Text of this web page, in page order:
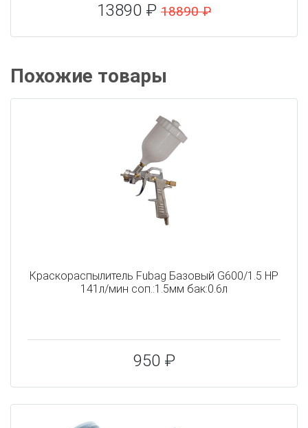
13890 ₽ 18890 ₽
Похожие товары
Краскораспылитель Fubag Базовый G600/1.5 HP
141л/мин соп.:1.5мм бак:0.6л
950 ₽